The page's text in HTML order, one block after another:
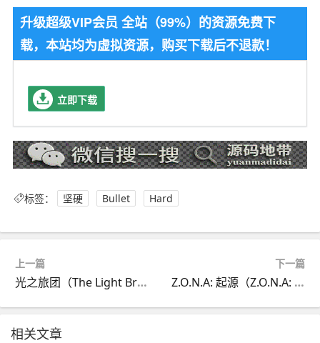
升级超级VIP会员 全站（99%）的资源免费下
载，本站均为虚拟资源，购买下载后不退款！
立即下载
标签： 坚硬 Bullet Hard
上一篇
光之旅团（The Light Brigade）
下一篇
Z.O.N.A: 起源（Z.O.N.A: Origin）
相关文章